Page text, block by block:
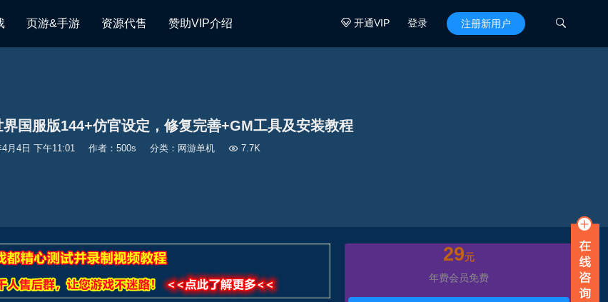
开通VIP 登录 注册新用户 
页游&手游 资源代售 赞助VIP介绍
国服版144+仿官设定，修复完善+GM工具及安装教程
4月4日 下午11:01 作者：500s 分类： 网游单机 7.7K
29元
年费会员免费